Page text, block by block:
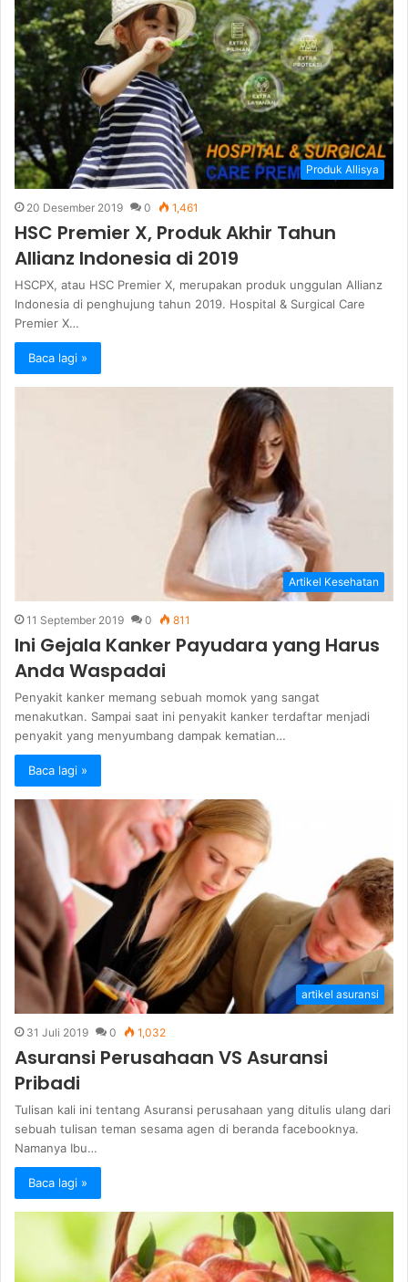
Produk Allisya
20 Desember 2019 0 1,461
HSC Premier X, Produk Akhir Tahun
Allianz Indonesia di 2019
HSCPX, atau HSC Premier X, merupakan produk unggulan Allianz
Indonesia di penghujung tahun 2019. Hospital & Surgical Care
Premier X…
Baca lagi »
Artikel Kesehatan
11 September 2019 0 811
Ini Gejala Kanker Payudara yang Harus
Anda Waspadai
Penyakit kanker memang sebuah momok yang sangat
menakutkan. Sampai saat ini penyakit kanker terdaftar menjadi
penyakit yang menyumbang dampak kematian…
Baca lagi »
artikel asuransi
31 Juli 2019 0 1,032
Asuransi Perusahaan VS Asuransi
Pribadi
Tulisan kali ini tentang Asuransi perusahaan yang ditulis ulang dari
sebuah tulisan teman sesama agen di beranda facebooknya.
Namanya Ibu…
Baca lagi »